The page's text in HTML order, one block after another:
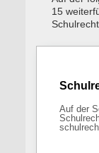
15
Auf der